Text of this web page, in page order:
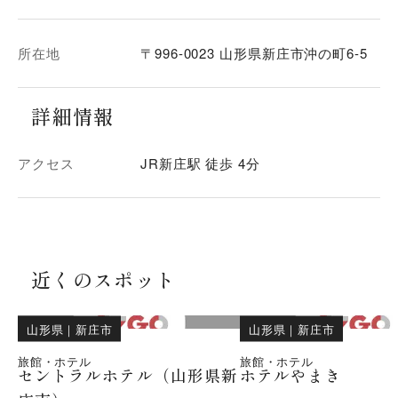
所在地 〒996-0023 山形県新庄市沖の町6-5
詳細情報
アクセス JR新庄駅 徒歩 4分
近くのスポット
山形県 ｜ 新庄市
旅館・ホテル
セントラルホテル（山形県新
山形県 ｜ 新庄市
旅館・ホテル
ホテルやまき